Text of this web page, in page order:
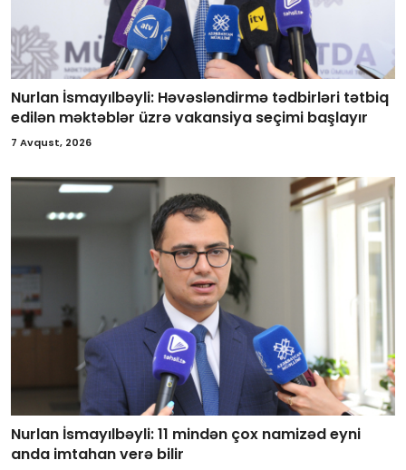
Nurlan İsmayılbəyli: Həvəsləndirmə tədbirləri tətbiq
edilən məktəblər üzrə vakansiya seçimi başlayır
7 Avqust, 2026
Nurlan İsmayılbəyli: 11 mindən çox namizəd eyni
anda imtahan verə bilir